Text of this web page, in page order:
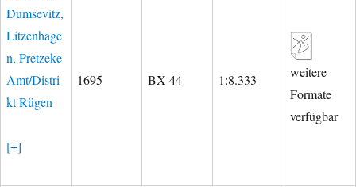
Dumsevitz,
Litzenhage
n, Pretzeke
Amt/Distri
kt Rügen
[+]
1695 BX 44 1:8.333
weitere
Formate
verfügbar